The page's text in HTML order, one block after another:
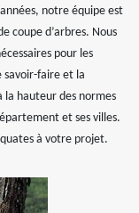
notre équipe est
coupe d’arbres. Nous
pour les
savoir-faire et la
la hauteur des normes
et ses villes.
à votre projet.